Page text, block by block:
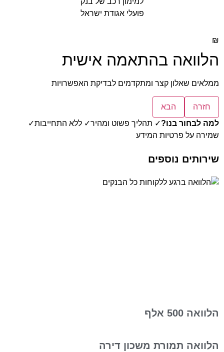
₪
הלוואה בהתאמה אישית
ממלאים שאלון קצר ומתקדמים לבדיקת האפשרויות
חזרה
הבא
למה לבחור בנו?✓ תהליך פשוט ומהיר✓ ללא התחייבות✓
שמירה על פרטיות המידע
שירותים נוספים
הלוואה 500 אלף
הלוואה תמורת משכון דירה